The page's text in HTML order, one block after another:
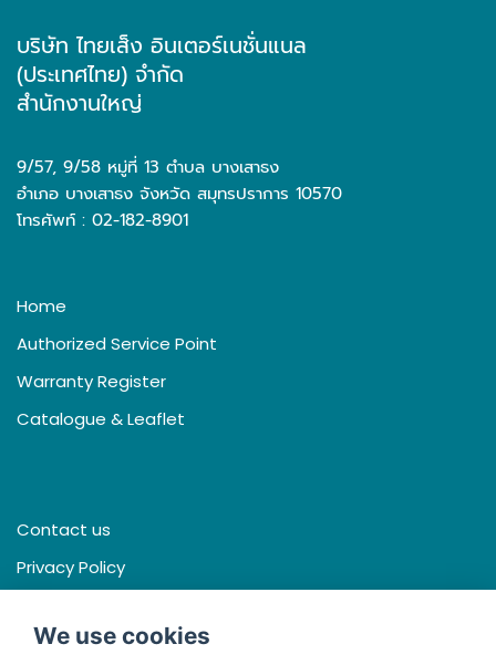
บริษัท ไทยเส็ง อินเตอร์เนชั่นแนล
(ประเทศไทย) จำกัด
สำนักงานใหญ่
9/57, 9/58 หมู่ที่ 13 ตำบล บางเสาธง
อำเภอ บางเสาธง จังหวัด สมุทรปราการ 10570
โทรศัพท์ : 02-182-8901
Home
Authorized Service Point
Warranty Register
Catalogue & Leaflet
Contact us
Privacy Policy
We use cookies